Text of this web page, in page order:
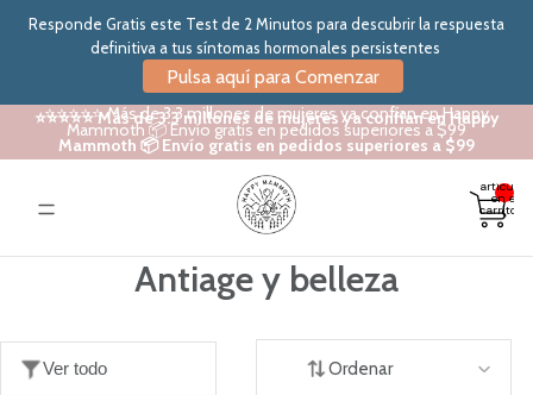
Responde Gratis este Test de 2 Minutos para descubrir la respuesta
definitiva a tus síntomas hormonales persistentes
Pulsa aquí para Comenzar
⭐⭐⭐⭐⭐ Más de 3.3 millones de mujeres ya confían en Happy
Mammoth 📦 Envío gratis en pedidos superiores a $99
⭐⭐⭐⭐⭐ Más de 3.3 millones de mujeres ya confían en Happy
Mammoth 📦 Envío gratis en pedidos superiores a $99
artículos
en el
carrito: 0
Antiage y belleza
Ver todo Ordenar